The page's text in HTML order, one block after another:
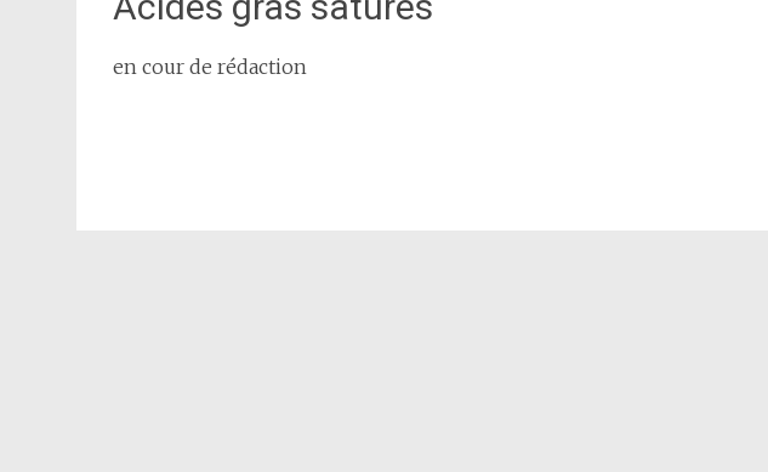
en cour de rédaction